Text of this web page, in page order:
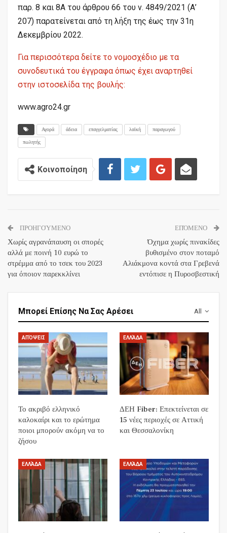
παρ. 8 και 8Α του άρθρου 66 του ν. 4849/2021 (Α’
207) παρατείνεται από τη λήξη της έως την 31η
Δεκεμβρίου 2022.
Για περισσότερα δείτε το νομοσχέδιο με τα
συνοδευτικά του έγγραφα όπως έχει αναρτηθεί
στην ιστοσελίδα της βουλής:
www.agro24.gr
Αγορά άδεια επαγγελματίας λαϊκή
παραγωγού
πωλητής
Κοινοποίηση
ΠΡΟΗΓΟΎΜΕΝΟ
Χωρίς αγρανάπαυση οι σπορές
αλλά με ποινή 10 ευρώ το
στρέμμα από το τσεκ του 2023
για όποιον παρεκκλίνει
ΕΠΌΜΕΝΟ
Όχημα χωρίς πινακίδες
βυθισμένο στον ποταμό
Αλιάκμονα κοντά στα Γρεβενά
εντόπισε η Πυροσβεστική
All
Μπορεί Επίσης Να Σας Αρέσει
ΑΠΌΨΕΙΣ
Το ακριβό ελληνικό
καλοκαίρι και το ερώτημα
ποιοι μπορούν ακόμη να το
ζήσου
ΕΛΛΆΔΑ
ΔΕΗ Fiber: Επεκτείνεται σε
15 νέες περιοχές σε Αττική
και Θεσσαλονίκη
ΕΛΛΆΔΑ ΕΛΛΆΔΑ